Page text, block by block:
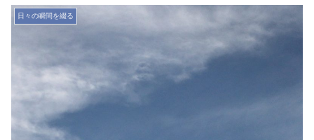
日々の瞬間を綴る